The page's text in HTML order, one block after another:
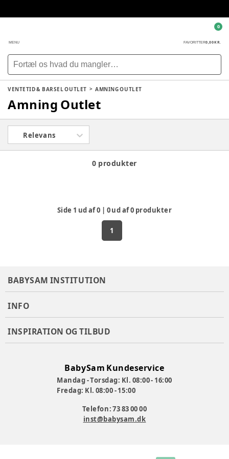
MENU FAVORITTER0,00 KR.
0
VENTETID & BARSEL OUTLET AMNING OUTLET
Amning Outlet
Relevans
0 produkter
Side 1 ud af0 0ud af0 produkter
1
BABYSAM INSTITUTION
INFO
INSPIRATION OG TILBUD
BabySam Kundeservice
Mandag - Torsdag: Kl. 08:00 - 16:00
Fredag: Kl. 08:00 - 15:00
Telefon: 73 83 00 00
inst@babysam.dk